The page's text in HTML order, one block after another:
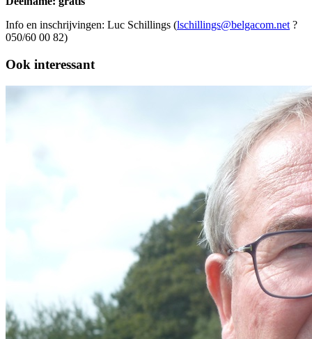
Info en inschrijvingen: Luc Schillings (lschillings@belgacom.net?
050/60 00 82)
Ook interessant